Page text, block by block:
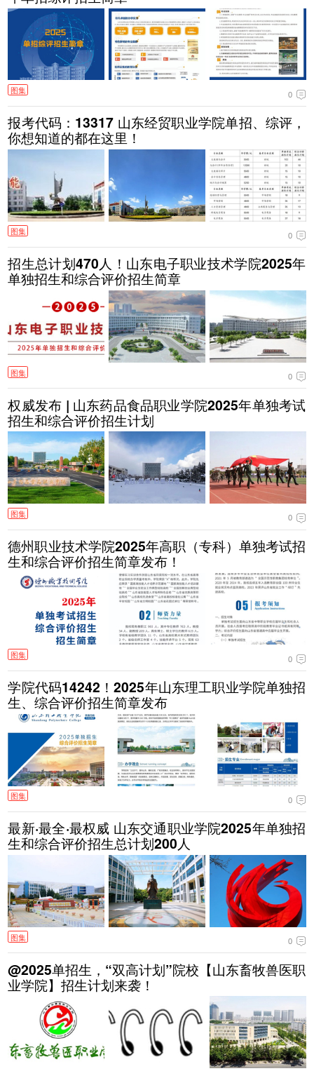
图集 0
报考代码：13317 山东经贸职业学院单招、综评，
你想知道的都在这里！
图集 0
招生总计划470人！山东电子职业技术学院2025年
单独招生和综合评价招生简章
图集 0
权威发布 | 山东药品食品职业学院2025年单独考试
招生和综合评价招生计划
图集 0
德州职业技术学院2025年高职（专科）单独考试招
生和综合评价招生简章发布！
图集 0
学院代码14242！2025年山东理工职业学院单独招
生、综合评价招生简章发布
图集 0
最新·最全·最权威 山东交通职业学院2025年单独招
生和综合评价招生总计划200人
图集 0
@2025单招生，“双高计划”院校【山东畜牧兽医职
业学院】招生计划来袭！